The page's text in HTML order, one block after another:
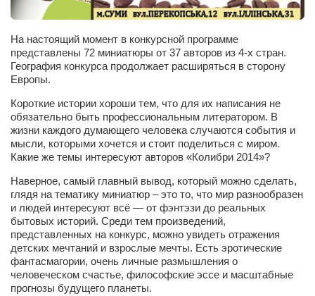
Орест Коваль
Тамара Кубракова
Елена Мельник
Семён Салатенко
Сергей Шепилов
Актёры
Артём Мяус
Александра Сокол
Барды
Владимир Айзенберг
Игорь Добровольский
На настоящий момент в конкурсной программе
представлены 72 миниатюры от 37 авторов из 4-х стран.
География конкурса продолжает расширяться в сторону
Европы.
Короткие истории хороши тем, что для их написания не
обязательно быть профессиональным литератором. В
жизни каждого думающего человека случаются события и
мысли, которыми хочется и стоит поделиться с миром.
Какие же темы интересуют авторов «Колибри 2014»?
Наверное, самый главный вывод, который можно сделать,
глядя на тематику миниатюр – это то, что мир разнообразен
и людей интересуют всё — от фэнтэзи до реальных
бытовых историй. Среди тем произведений,
представленных на конкурс, можно увидеть отражения
детских мечтаний и взрослые мечты. Есть эротические
фантасмагории, очень личные размышления о
человеческом счастье, философские эссе и масштабные
прогнозы будущего планеты.